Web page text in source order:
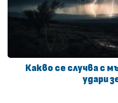
Какво се случва с
удари